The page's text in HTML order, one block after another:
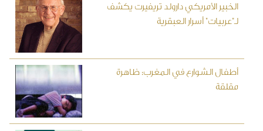
الخبير الأمريكي دارولد تريفيرت يكشف
لـ"عربيات" أسرار العبقرية
أطفال الشوارع في المغرب: ظاهرة
مقلقة